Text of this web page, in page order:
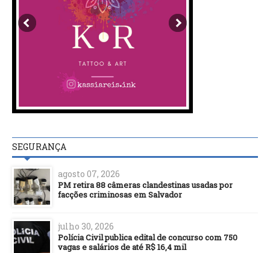
SEGURANÇA
agosto 07, 2026
PM retira 88 câmeras clandestinas usadas por
facções criminosas em Salvador
julho 30, 2026
Polícia Civil publica edital de concurso com 750
vagas e salários de até R$ 16,4 mil